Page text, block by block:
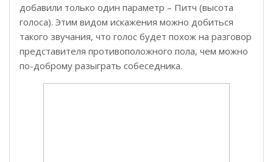
добавили только один параметр – Питч (высота
голоса). Этим видом искажения можно добиться
такого звучания, что голос будет похож на разговор
представителя противоположного пола, чем можно
по-доброму разыграть собеседника.